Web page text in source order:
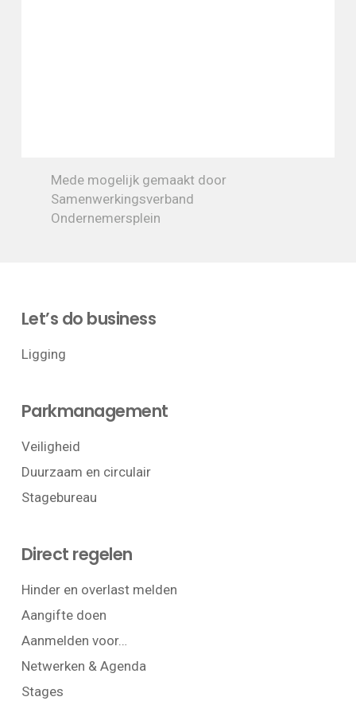
Mede mogelijk gemaakt door
Samenwerkingsverband
Ondernemersplein
Let’s do business
Ligging
Parkmanagement
Veiligheid
Duurzaam en circulair
Stagebureau
Direct regelen
Hinder en overlast melden
Aangifte doen
Aanmelden voor…
Netwerken & Agenda
Stages